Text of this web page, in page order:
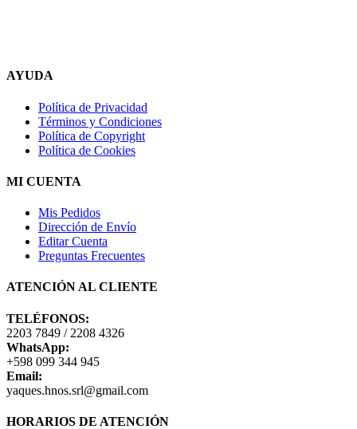
AYUDA
Política de Privacidad
Términos y Condiciones
Política de Copyright
Política de Cookies
MI CUENTA
Mis Pedidos
Dirección de Envío
Editar Cuenta
Preguntas Frecuentes
ATENCIÓN AL CLIENTE
TELÉFONOS:
2203 7849 / 2208 4326
WhatsApp:
+598 099 344 945
Email:
yaques.hnos.srl@gmail.com
HORARIOS DE ATENCIÓN